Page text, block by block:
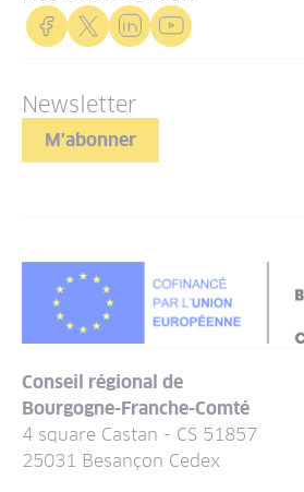
Newsletter
M'abonner
Conseil régional de
Bourgogne-Franche-Comté
4 square Castan - CS 51857
25031 Besançon Cedex